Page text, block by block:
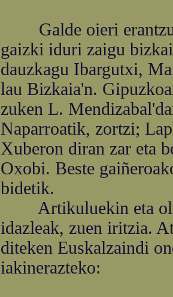
Galde oieri
gaizki iduri zaigu
dauzkagu Ibargutxi,
lau Bizkaia'n.
zuken L.
Naparroatik, zortzi;
Xuberon diran zar eta
Oxobi. Beste
bidetik.
Artikuluekin eta
idazleak, zuen iritzia.
diteken Euskalzaindi
iakinerazteko: